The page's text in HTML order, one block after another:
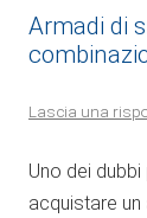
Armadi di
Lascia una
Uno dei
acquistare